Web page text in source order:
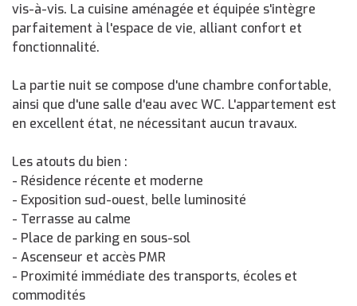
vis-à-vis. La cuisine aménagée et équipée s'intègre
parfaitement à l'espace de vie, alliant confort et
fonctionnalité.
La partie nuit se compose d'une chambre confortable,
ainsi que d'une salle d'eau avec WC. L'appartement est
en excellent état, ne nécessitant aucun travaux.
Les atouts du bien :
- Résidence récente et moderne
- Exposition sud-ouest, belle luminosité
- Terrasse au calme
- Place de parking en sous-sol
- Ascenseur et accès PMR
- Proximité immédiate des transports, écoles et
commodités